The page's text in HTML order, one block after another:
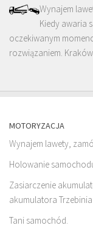
Wynajem
Kiedy awaria
oczekiwanym
rozwiązaniem.
MOTORYZACJA
Wynajem lawety,
Holowanie
Zasiarczenie
akumulatora
Tani samochód.